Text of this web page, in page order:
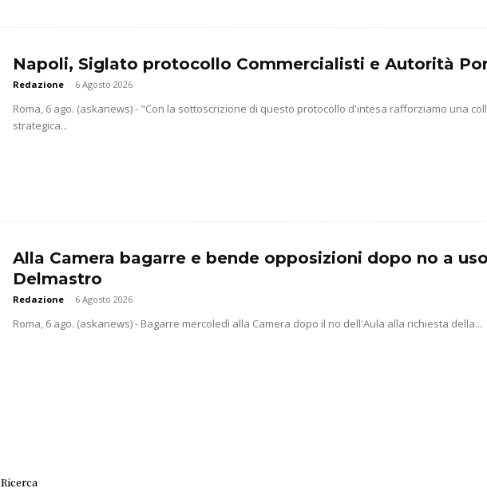
Napoli, Siglato protocollo Commercialisti e Autorità
Redazione - 6 Agosto 2026
Roma, 6 ago. (askanews) - "Con la sottoscrizione di questo protocollo d'intesa rafforziamo una
strategica...
Alla Camera bagarre e bende opposizioni dopo no a
Delmastro
Redazione - 6 Agosto 2026
Roma, 6 ago. (askanews) - Bagarre mercoledì alla Camera dopo il no dell'Aula alla richiesta della...
Ricerca